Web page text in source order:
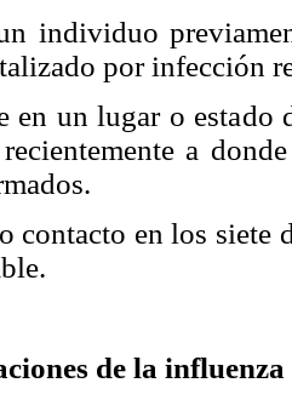
individuo
por infección
en un lugar o estado
a
contacto en los siete
de la influenza